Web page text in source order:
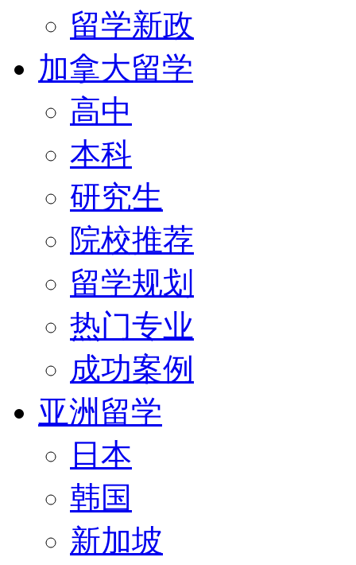
留学新政
加拿大留学
高中
本科
研究生
院校推荐
留学规划
热门专业
成功案例
亚洲留学
日本
韩国
新加坡